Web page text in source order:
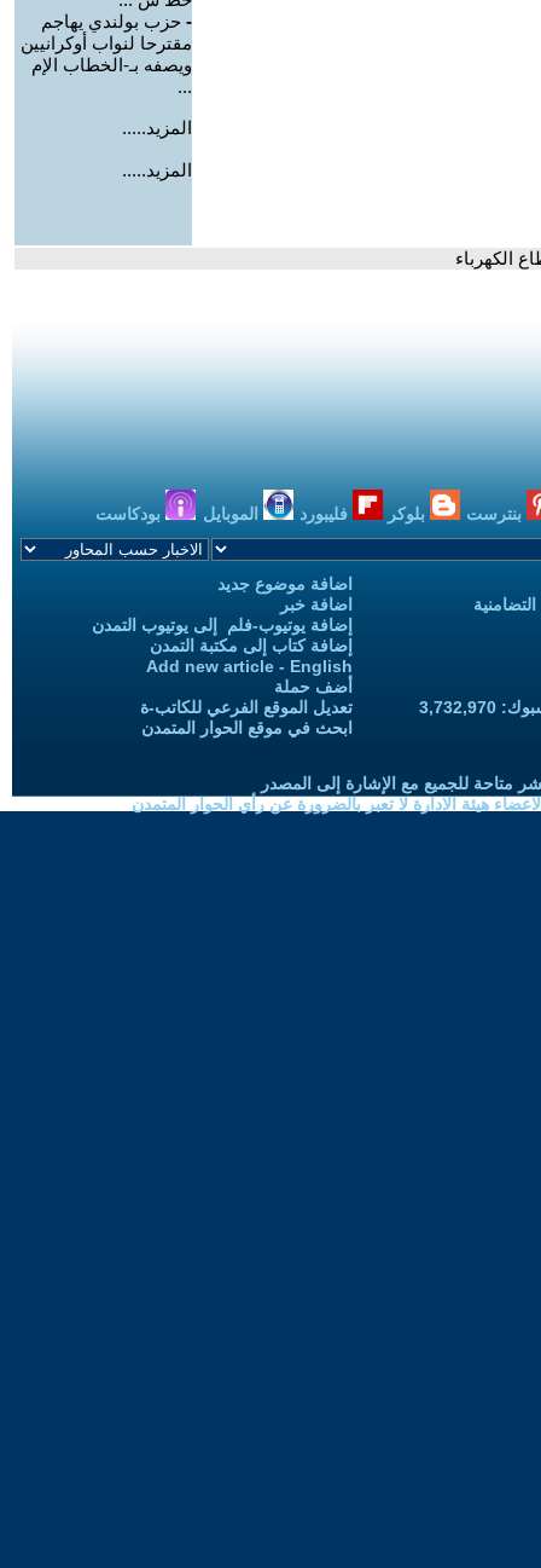
- حزب بولندي يهاجم
مقترحا لنواب أوكرانيين
ويصفه بـ-الخطاب الإم
...
المزيد.....
المزيد.....
الكهرباء
بنترست بلوكر فليبورد الموبايل بودكاست
اضافة موضوع جديد
اضافة خبر
إضافة يوتيوب-فلم إلى يوتيوب التمدن
إضافة كتاب إلى مكتبة التمدن
Add new article - English
أضف حملة
تعديل الموقع الفرعي للكاتب-ة
ابحث في موقع الحوار المتمدن
متاحة للجميع مع الإشارة إلى المصدر
هيئة الادارة لا تعبر بالضرورة عن رأي الحوار المتمدن